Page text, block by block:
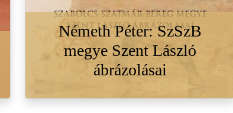
Németh Péter: SzSzB
megye Szent László
ábrázolásai